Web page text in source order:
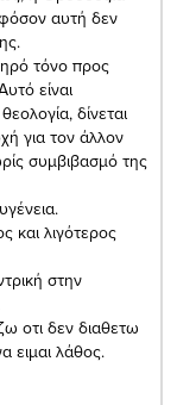
αυτή δεν
τόνο προς
είναι
δίνεται
για τον άλλον
συμβιβασμό της
και λιγότερος
στην
οτι δεν διαθετω
ειμαι λάθος.